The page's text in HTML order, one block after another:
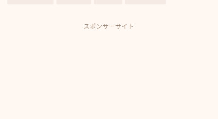
スポンサーサイト